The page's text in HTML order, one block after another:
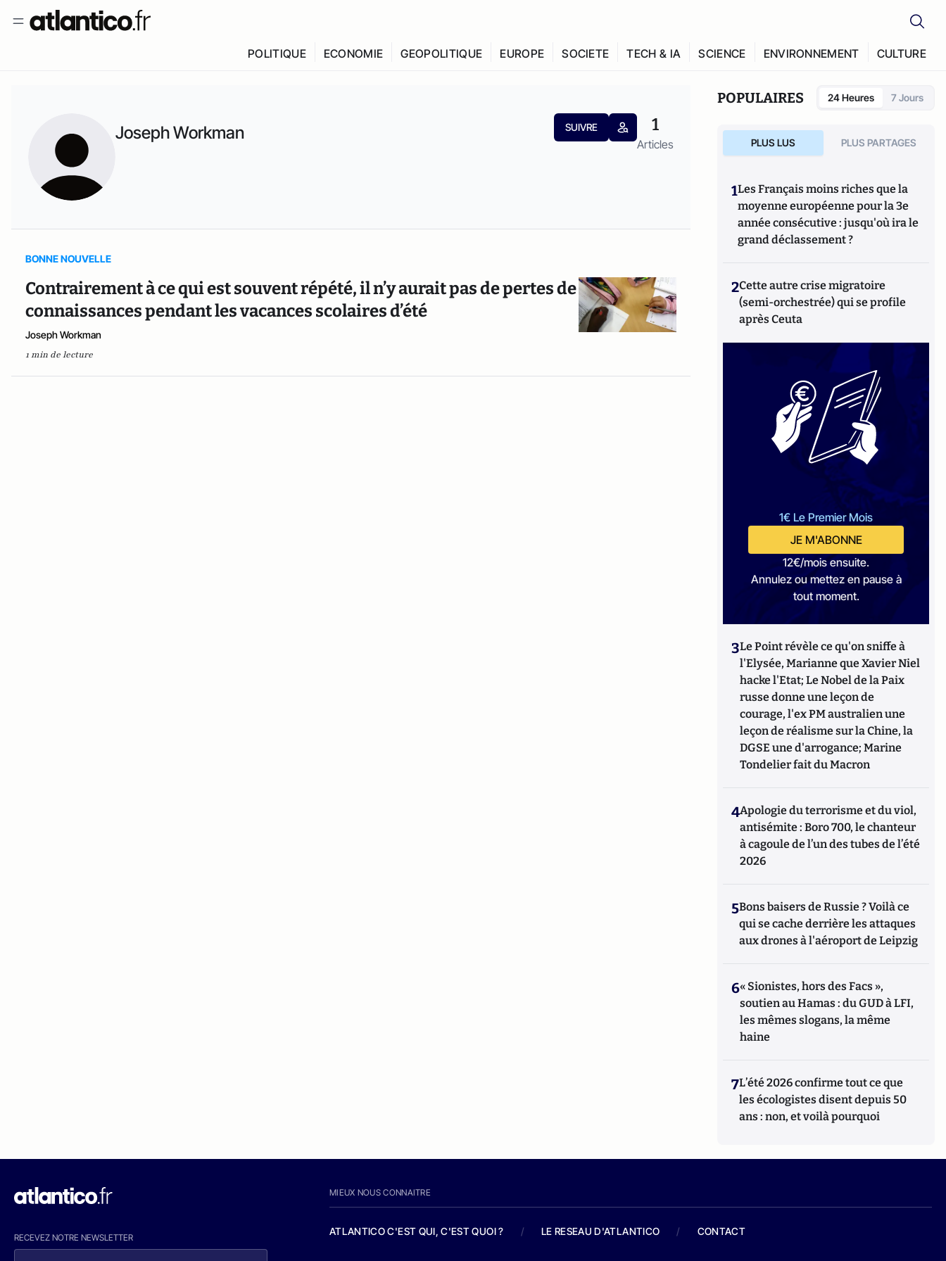
POLITIQUE ECONOMIE GEOPOLITIQUE EUROPE SOCIETE TECH & IA SCIENCE ENVIRONNEMENT CULTURE
Joseph Workman SUIVRE 1
Articles
BONNE NOUVELLE
Contrairement à ce qui est souvent répété, il n’y aurait pas de pertes de
connaissances pendant les vacances scolaires d’été
Joseph Workman
1 min de lecture
POPULAIRES 24 Heures 7 Jours
PLUS LUS PLUS PARTAGES
1Les Français moins riches que la
moyenne européenne pour la 3e
année consécutive : jusqu'où ira le
grand déclassement ?
2Cette autre crise migratoire
(semi-orchestrée) qui se profile
après Ceuta
1€ Le Premier Mois
JE M'ABONNE
12€/mois ensuite.
Annulez ou mettez en pause à
tout moment.
3Le Point révèle ce qu'on sniffe à
l'Elysée, Marianne que Xavier Niel
hacke l'Etat; Le Nobel de la Paix
russe donne une leçon de
courage, l'ex PM australien une
leçon de réalisme sur la Chine, la
DGSE une d'arrogance; Marine
Tondelier fait du Macron
4Apologie du terrorisme et du viol,
antisémite : Boro 700, le chanteur
à cagoule de l’un des tubes de l’été
2026
5Bons baisers de Russie ? Voilà ce
qui se cache derrière les attaques
aux drones à l'aéroport de Leipzig
6« Sionistes, hors des Facs »,
soutien au Hamas : du GUD à LFI,
les mêmes slogans, la même
haine
7L’été 2026 confirme tout ce que
les écologistes disent depuis 50
ans : non, et voilà pourquoi
RECEVEZ NOTRE NEWSLETTER
MIEUX NOUS CONNAITRE
ATLANTICO C'EST QUI, C'EST QUOI ? / LE RESEAU D'ATLANTICO / CONTACT